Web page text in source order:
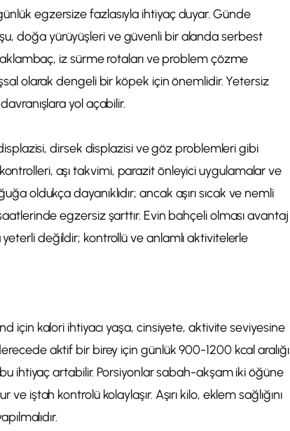
egzersize fazlasıyla ihtiyaç duyar. Günde
doğa yürüyüşleri ve güvenli bir alanda serbest
iz sürme rotaları ve problem çözme
olarak dengeli bir köpek için önemlidir. Yetersiz
yol açabilir.
dirsek displazisi ve göz problemleri gibi
aşı takvimi, parazit önleyici uygulamalar ve
oldukça dayanıklıdır; ancak aşırı sıcak ve nemli
egzersiz şarttır. Evin bahçeli olması avantaj
değildir; kontrollü ve anlamlı aktivitelerle
için kalori ihtiyacı yaşa, cinsiyete, aktivite seviyesine
aktif bir birey için günlük 900-1200 kcal aralığı
ihtiyaç artabilir. Porsiyonlar sabah-akşam iki öğüne
iştah kontrolü kolaylaşır. Aşırı kilo, eklem sağlığını